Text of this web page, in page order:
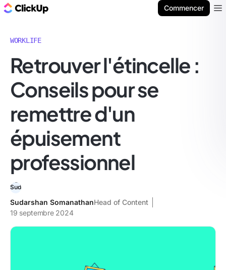
Commencer
WORKLIFE
Retrouver l'étincelle :
Conseils pour se
remettre d'un
épuisement
professionnel
Sudarshan SomanathanHead of Content
19 septembre 2024